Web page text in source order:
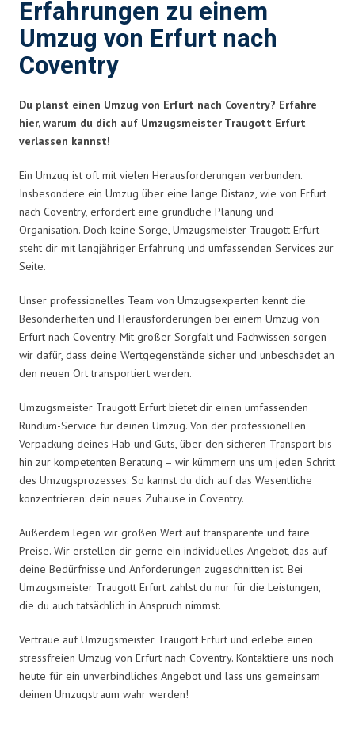
Erfahrungen zu einem
Umzug von Erfurt nach
Coventry
Du planst einen Umzug von Erfurt nach Coventry? Erfahre
hier, warum du dich auf Umzugsmeister Traugott Erfurt
verlassen kannst!
Ein Umzug ist oft mit vielen Herausforderungen verbunden.
Insbesondere ein Umzug über eine lange Distanz, wie von Erfurt
nach Coventry, erfordert eine gründliche Planung und
Organisation. Doch keine Sorge, Umzugsmeister Traugott Erfurt
steht dir mit langjähriger Erfahrung und umfassenden Services zur
Seite.
Unser professionelles Team von Umzugsexperten kennt die
Besonderheiten und Herausforderungen bei einem Umzug von
Erfurt nach Coventry. Mit großer Sorgfalt und Fachwissen sorgen
wir dafür, dass deine Wertgegenstände sicher und unbeschadet an
den neuen Ort transportiert werden.
Umzugsmeister Traugott Erfurt bietet dir einen umfassenden
Rundum-Service für deinen Umzug. Von der professionellen
Verpackung deines Hab und Guts, über den sicheren Transport bis
hin zur kompetenten Beratung – wir kümmern uns um jeden Schritt
des Umzugsprozesses. So kannst du dich auf das Wesentliche
konzentrieren: dein neues Zuhause in Coventry.
Außerdem legen wir großen Wert auf transparente und faire
Preise. Wir erstellen dir gerne ein individuelles Angebot, das auf
deine Bedürfnisse und Anforderungen zugeschnitten ist. Bei
Umzugsmeister Traugott Erfurt zahlst du nur für die Leistungen,
die du auch tatsächlich in Anspruch nimmst.
Vertraue auf Umzugsmeister Traugott Erfurt und erlebe einen
stressfreien Umzug von Erfurt nach Coventry. Kontaktiere uns noch
heute für ein unverbindliches Angebot und lass uns gemeinsam
deinen Umzugstraum wahr werden!